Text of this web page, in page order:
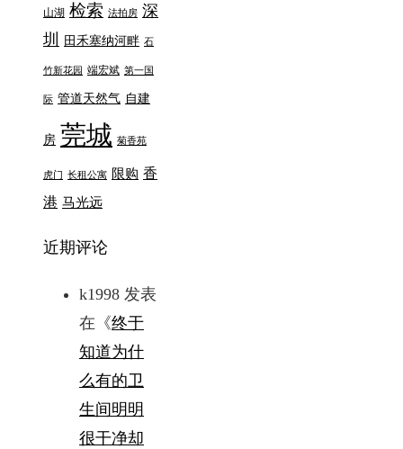
山湖 检索 法拍房 深
圳
田禾塞纳河畔 石
竹新花园 端宏斌 第一国
际 管道天然气 自建
房 莞城 菊香苑
虎门 长租公寓 限购 香
港 马光远
近期评论
k1998 发表
在《终于
知道为什
么有的卫
生间明明
很干净却